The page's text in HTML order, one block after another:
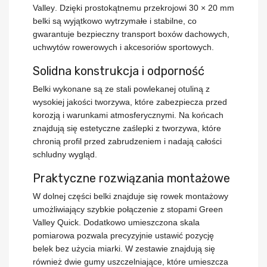
Valley. Dzięki prostokątnemu przekrojowi 30 × 20 mm
belki są wyjątkowo wytrzymałe i stabilne, co
gwarantuje bezpieczny transport boxów dachowych,
uchwytów rowerowych i akcesoriów sportowych.
Solidna konstrukcja i odporność
Belki wykonane są ze stali powlekanej otuliną z
wysokiej jakości tworzywa, które zabezpiecza przed
korozją i warunkami atmosferycznymi. Na końcach
znajdują się estetyczne zaślepki z tworzywa, które
chronią profil przed zabrudzeniem i nadają całości
schludny wygląd.
Praktyczne rozwiązania montażowe
W dolnej części belki znajduje się rowek montażowy
umożliwiający szybkie połączenie z stopami Green
Valley Quick. Dodatkowo umieszczona skala
pomiarowa pozwala precyzyjnie ustawić pozycję
belek bez użycia miarki. W zestawie znajdują się
również dwie gumy uszczelniające, które umieszcza